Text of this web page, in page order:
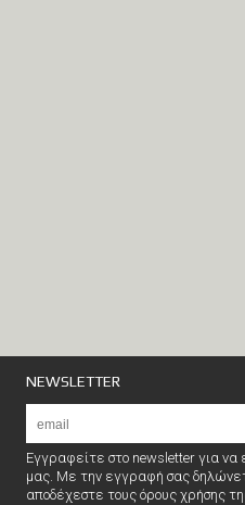
NEWSLETTER
Εγγραφείτε στο newsletter για
μας. Με την εγγραφή σας
αποδέχεστε τους όρους χρήσης